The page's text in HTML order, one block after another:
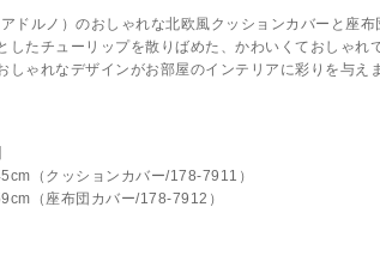
ドルノ）のおしゃれな北欧風クッションカバーと座布
したチューリップを散りばめた、かわいくておしゃれ
しゃれなデザインがお部屋のインテリアに彩りを与え
（クッションカバー/178-7911）
（座布団カバー/178-7912）